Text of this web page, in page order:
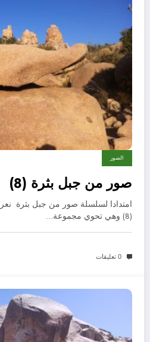
الصور
صور من جبل بثرة (8)
امتدادا لسلسلة صور من جبل بثرة
(8) وهي تحوي مجموعة…
0 تعليقات